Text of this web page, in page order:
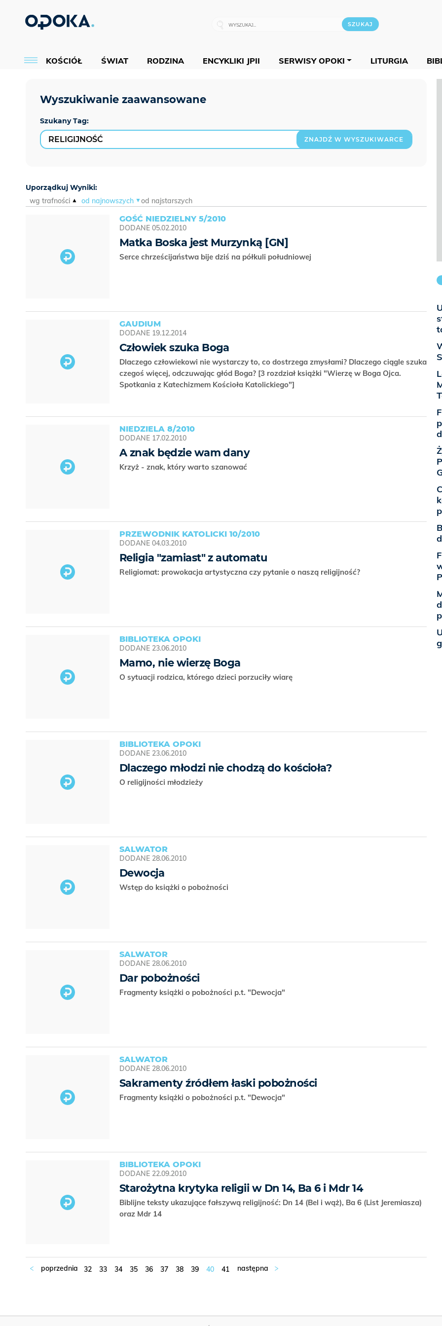
KOŚCIÓŁ ŚWIAT RODZINA ENCYKLIKI JPII SERWISY OPOKI LITURGIA
Szukany Tag:
ZNAJDŹ W WYSZUKIWARCE
Uporządkuj Wyniki:
wg trafności
od najnowszych od najstarszych
GOŚĆ NIEDZIELNY 5/2010
DODANE 05.02.2010
Matka Boska jest Murzynką [GN]
Serce chrześcijaństwa bije dziś na półkuli południowej
GAUDIUM
DODANE 19.12.2014
Człowiek szuka Boga
Dlaczego człowiekowi nie wystarczy to, co dostrzega zmysłami? Dlaczego ciągle szuka
czegoś więcej, odczuwając głód Boga? [3 rozdział książki "Wierzę w Boga Ojca.
Spotkania z Katechizmem Kościoła Katolickiego"]
NIEDZIELA 8/2010
DODANE 17.02.2010
A znak będzie wam dany
Krzyż - znak, który warto szanować
PRZEWODNIK KATOLICKI 10/2010
DODANE 04.03.2010
Religia "zamiast" z automatu
Religiomat: prowokacja artystyczna czy pytanie o naszą religijność?
BIBLIOTEKA OPOKI
DODANE 23.06.2010
Mamo, nie wierzę Boga
O sytuacji rodzica, którego dzieci porzuciły wiarę
BIBLIOTEKA OPOKI
DODANE 23.06.2010
Dlaczego młodzi nie chodzą do kościoła?
O religijności młodzieży
SALWATOR
DODANE 28.06.2010
Dewocja
Wstęp do książki o pobożności
SALWATOR
DODANE 28.06.2010
Dar pobożności
Fragmenty książki o pobożności p.t. "Dewocja"
SALWATOR
DODANE 28.06.2010
Sakramenty źródłem łaski pobożności
Fragmenty książki o pobożności p.t. "Dewocja"
BIBLIOTEKA OPOKI
DODANE 22.09.2010
Starożytna krytyka religii w Dn 14, Ba 6 i Mdr 14
Biblijne teksty ukazujące fałszywą religijność: Dn 14 (Bel i wąż), Ba 6 (List Jeremiasza)
oraz Mdr 14
32 33 34 35 36 37 38 39 40 41